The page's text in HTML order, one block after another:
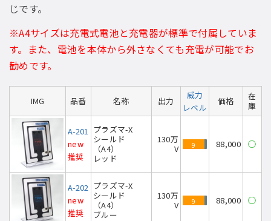
じです。
※A4サイズは充電式電池と充電器が標準で付属していま
す。また、電池を本体から外さなくても充電が可能でお
勧めです。
IMG 品番 名称 出力
威力
レベル
価格
在
庫
A-201
new
推奨
プラズマ-X
シールド
（A4）
レッド
130万
V
9 88,000 ◯
A-202
new
推奨
プラズマ-X
シールド
（A4）
ブルー
130万
V
9 88,000 ◯